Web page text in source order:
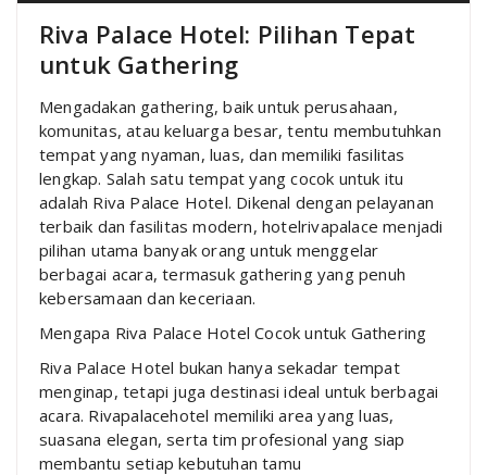
Riva Palace Hotel: Pilihan Tepat
untuk Gathering
Mengadakan gathering, baik untuk perusahaan,
komunitas, atau keluarga besar, tentu membutuhkan
tempat yang nyaman, luas, dan memiliki fasilitas
lengkap. Salah satu tempat yang cocok untuk itu
adalah Riva Palace Hotel. Dikenal dengan pelayanan
terbaik dan fasilitas modern, hotelrivapalace menjadi
pilihan utama banyak orang untuk menggelar
berbagai acara, termasuk gathering yang penuh
kebersamaan dan keceriaan.
Mengapa Riva Palace Hotel Cocok untuk Gathering
Riva Palace Hotel bukan hanya sekadar tempat
menginap, tetapi juga destinasi ideal untuk berbagai
acara. Rivapalacehotel memiliki area yang luas,
suasana elegan, serta tim profesional yang siap
membantu setiap kebutuhan tamu